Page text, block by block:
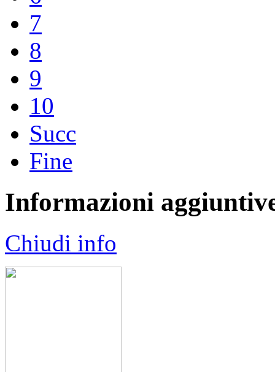
7
8
9
10
Succ
Fine
Informazioni
Chiudi info